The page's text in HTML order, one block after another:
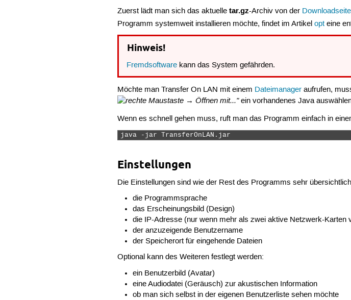
Zuerst lädt man sich das aktuelletar.gz-Archiv von der Downloadseite
Programm systemweit installieren möchte, findet im Artikelopt eine
Hinweis!
Fremdsoftware kann das System gefährden.
Möchte man Transfer On LAN mit einem Dateimanager aufrufen,
→ Öffnen mit..."ein vorhandenes Java
Wenn es schnell gehen muss, ruft man das Programm einfach in
java -jar TransferOnLAN.jar
Einstellungen
Die Einstellungen sind wie der Rest des Programms sehr
die Programmsprache
das Erscheinungsbild (Design)
die IP-Adresse (nur wenn mehr als zwei aktive Netzwerk-Karten
der anzuzeigende Benutzername
der Speicherort für eingehende Dateien
Optional kann des Weiteren festlegt werden:
ein Benutzerbild (Avatar)
eine Audiodatei (Geräusch) zur akustischen Information
ob man sich selbst in der eigenen Benutzerliste sehen möchte